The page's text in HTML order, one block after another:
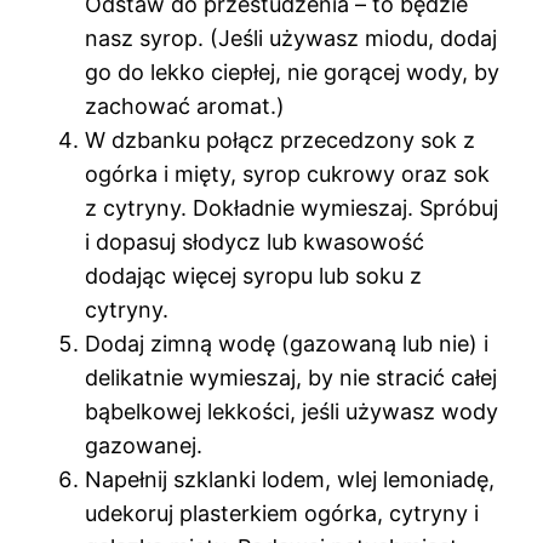
nasz syrop. (Jeśli używasz miodu, dodaj
go do lekko ciepłej, nie gorącej wody, by
zachować aromat.)
W dzbanku połącz przecedzony sok z
ogórka i mięty, syrop cukrowy oraz sok
z cytryny. Dokładnie wymieszaj. Spróbuj
i dopasuj słodycz lub kwasowość
dodając więcej syropu lub soku z
cytryny.
Dodaj zimną wodę (gazowaną lub nie) i
delikatnie wymieszaj, by nie stracić całej
bąbelkowej lekkości, jeśli używasz wody
gazowanej.
Napełnij szklanki lodem, wlej lemoniadę,
udekoruj plasterkiem ogórka, cytryny i